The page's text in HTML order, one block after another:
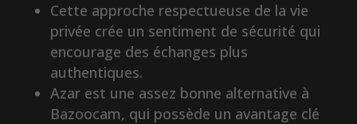
Cette approche respectueuse de la vie
privée crée un sentiment de sécurité qui
encourage des échanges plus
authentiques.
Azar est une assez bonne alternative à
Bazoocam, qui possède un avantage clé